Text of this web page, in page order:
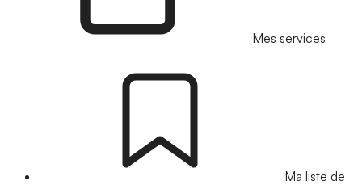
Mes services
Ma liste de